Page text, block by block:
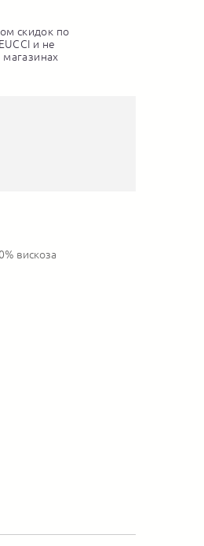
скидок по
и не
вискоза